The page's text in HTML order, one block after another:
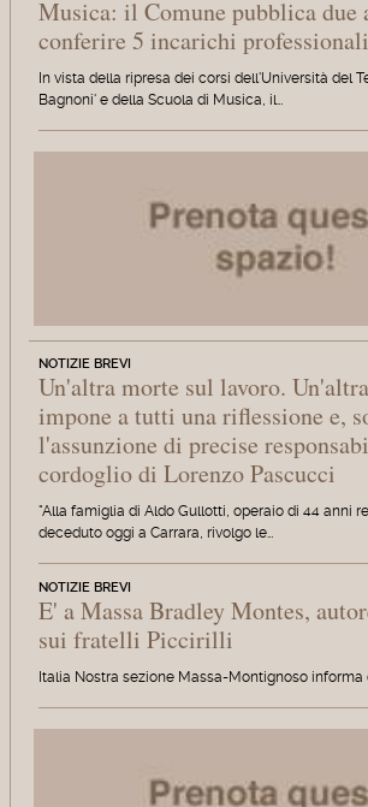
Musica: il Comune pubblica due
conferire 5 incarichi professionali
In vista della ripresa dei corsi dell'Università del
Bagnoni' e della Scuola di Musica, il…
NOTIZIE BREVI
Un'altra morte sul lavoro.
impone a tutti una riflessione e,
l'assunzione di precise
cordoglio di Lorenzo Pascucci
"Alla famiglia di Aldo Gullotti, operaio di 44 anni
deceduto oggi a Carrara, rivolgo le…
NOTIZIE BREVI
E' a Massa Bradley Montes,
sui fratelli Piccirilli
Italia Nostra sezione Massa-Montignoso informa